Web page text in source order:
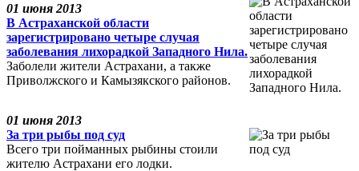
01 июня 2013
В Астраханской области
зарегистрировано четыре случая
заболевания лихорадкой Западного Нила.
Заболели жители Астрахани, а также
Приволжского и Камызякского районов.
01 июня 2013
За три рыбы под суд
Всего три пойманных рыбины стоили
жителю Астрахани его лодки.